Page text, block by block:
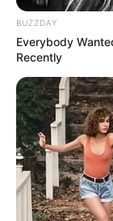
Para
baixo, como
fazer isso no
BUZZDAY
Everybody
Recently